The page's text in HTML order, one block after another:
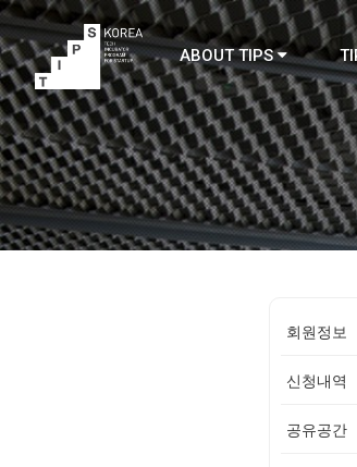
TIPS
ABOUT TIPS
회원정보
신청내역
공유공간